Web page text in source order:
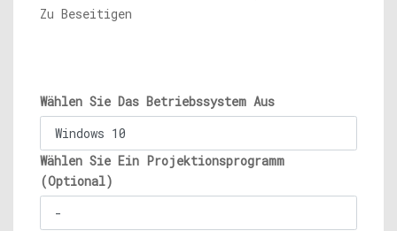
Zu Beseitigen
Wählen Sie Das Betriebssystem Aus
Wählen Sie Ein Projektionsprogramm
(Optional)